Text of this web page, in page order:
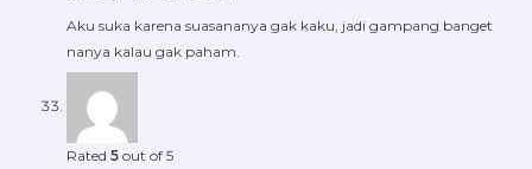
Aku suka karena suasananya gak kaku, jadi gampang banget
nanya kalau gak paham.
Rated 5 out of 5